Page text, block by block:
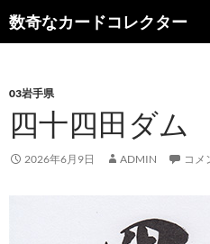
ン
ツ
へ
ス
キ
数奇なカードコレクター
検
索
03岩手県
四十四田ダ
2026年6月9日 ADMIN コメ